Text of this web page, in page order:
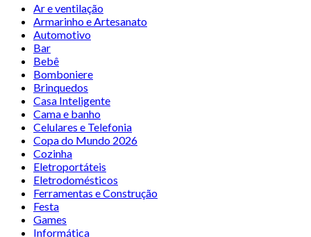
Ar e ventilação
Armarinho e Artesanato
Automotivo
Bar
Bebê
Bomboniere
Brinquedos
Casa Inteligente
Cama e banho
Celulares e Telefonia
Copa do Mundo 2026
Cozinha
Eletroportáteis
Eletrodomésticos
Ferramentas e Construção
Festa
Games
Informática